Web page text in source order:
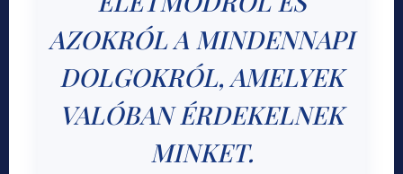
AZOKRÓL A MINDENNAPI
DOLGOKRÓL, AMELYEK
VALÓBAN ÉRDEKELNEK
MINKET.